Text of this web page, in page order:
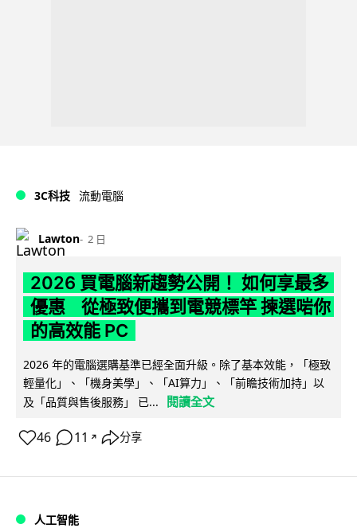
3C科技 流動電腦
Lawton 2 日
2026 買電腦新趨勢公開！ 如何享最多
優惠 從極致便攜到電競標竿 揀選啱你
的高效能 PC
2026 年的電腦選購基準已經全面升級。除了基本效能，「極致
輕量化」、「機身美學」、「AI算力」、「前瞻技術加持」以
及「品質與售後服務」 已...
閱讀全文
46 11 ↗ 分享
人工智能